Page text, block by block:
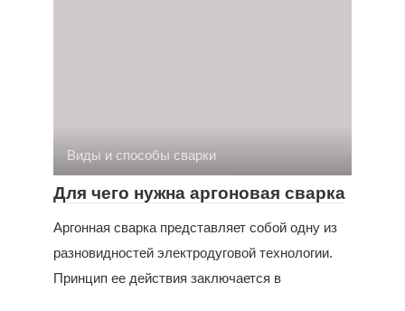
Виды и способы сварки
Для чего нужна аргоновая сварка
Аргонная сварка представляет собой одну из
разновидностей электродуговой технологии.
Принцип ее действия заключается в